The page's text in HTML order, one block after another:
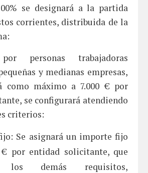
se designará a la partida
corrientes, distribuida de la
personas trabajadoras
y medianas empresas,
como máximo a 7.000 € por
se configurará atendiendo
criterios:
Se asignará un importe fijo
€ por entidad solicitante, que
los demás requisitos,